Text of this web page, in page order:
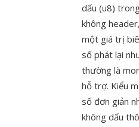
dấu (u8)
không
một giá trị
số phát lại
thường là
hỗ trợ. Kiểu
số đơn giản
không dấu